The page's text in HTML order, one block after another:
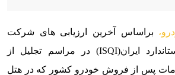
براساس آخرین ارزیابی های شرکت
بازرسی و کیفیت استاندارد ایران(ISQI) در مراسم تجلیل از
پس ‌از فروش خودرو‌ کشور که در هتل